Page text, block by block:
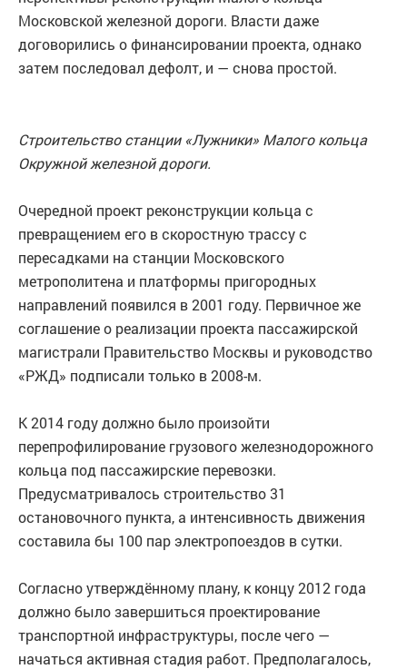
Московской железной дороги. Власти даже
договорились о финансировании проекта, однако
затем последовал дефолт, и — снова простой.
Строительство станции «Лужники» Малого кольца
Окружной железной дороги.
Очередной проект реконструкции кольца с
превращением его в скоростную трассу с
пересадками на станции Московского
метрополитена и платформы пригородных
направлений появился в 2001 году. Первичное же
соглашение о реализации проекта пассажирской
магистрали Правительство Москвы и руководство
«РЖД» подписали только в 2008-м.
К 2014 году должно было произойти
перепрофилирование грузового железнодорожного
кольца под пассажирские перевозки.
Предусматривалось строительство 31
остановочного пункта, а интенсивность движения
составила бы 100 пар электропоездов в сутки.
Согласно утверждённому плану, к концу 2012 года
должно было завершиться проектирование
транспортной инфраструктуры, после чего —
начаться активная стадия работ. Предполагалось,